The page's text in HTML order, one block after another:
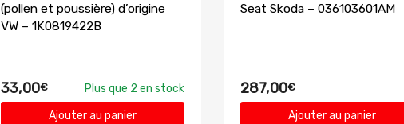
(pollen et poussière) d’origine
VW – 1K0819422B
33,00€
Plus que 2 en stock
Ajouter au panier
Seat Skoda – 036103601AM
287,00€
Ajouter au panier